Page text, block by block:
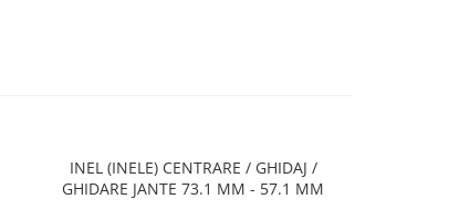
INEL (INELE) CENTRARE / GHIDAJ /
GHIDARE JANTE 73.1 MM - 57.1 MM